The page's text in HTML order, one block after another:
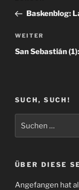
Beitrag
Baskenblog:
Nächster
Beitrag
WEITER
San Sebastián
SUCH, SUCH!
nach:
ÜBER DIESE
Angefangen hat